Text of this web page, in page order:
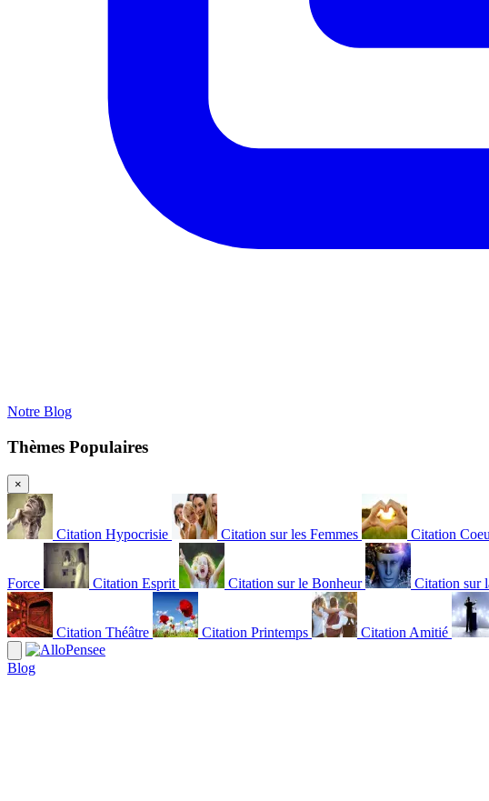
Notre Blog
Thèmes Populaires
×
Citation Hypocrisie Citation sur les Femmes Citation
Force Citation Esprit Citation sur le Bonheur Citation sur
Citation Théâtre Citation Printemps Citation Amitié
Blog